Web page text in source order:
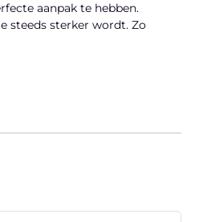
aanpak te hebben.
steeds sterker wordt. Zo